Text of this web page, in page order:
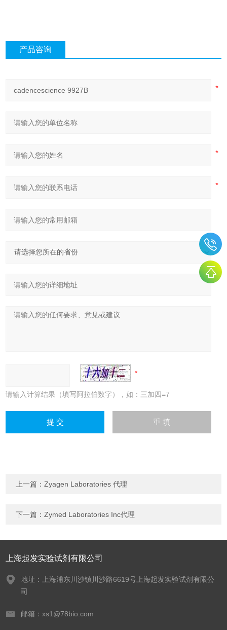
产品咨询
请输入计算结果（填写阿拉伯数字），如：三加四=7
上一篇：Zyagen Laboratories 代理
下一篇：Zymed Laboratories Inc代理
上海起发实验试剂有限公司
地址：上海浦东川沙镇川沙路6619号上海起发实验试剂有限公
司
邮箱：xs1@78bio.com